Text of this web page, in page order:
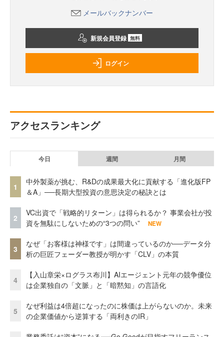
メールバックナンバー
新規会員登録 無料
ログイン
アクセスランキング
今日 週間 月間
1
中外製薬が挑む、R&Dの成果最大化に貢献する「進化版FP
＆A」──長期大型投資の意思決定の秘訣とは
2
VC出資で「戦略的リターン」は得られるか？ 事業会社が投
資を無駄にしないための“3つの問い”
NEW
3
なぜ「お客様は神様です」は間違っているのか──データ分
析の巨匠フェーダー教授が明かす「CLV」の本質
4
【入山章栄×ログラス布川】AIエージェント元年の競争優位
は企業独自の「文脈」と「暗黙知」の言語化
5
なぜ利益は4倍超になったのに株価は上がらないのか。未来
の企業価値から逆算する「両利きのIR」